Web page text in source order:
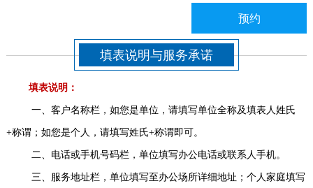
预约
填表说明与服务承诺
填表说明：
一、客户名称栏，如您是单位，请填写单位全称及填表人姓氏
+称谓；如您是个人，请填写姓氏+称谓即可。
二、电话或手机号码栏，单位填写办公电话或联系人手机。
三、服务地址栏，单位填写至办公场所详细地址；个人家庭填写